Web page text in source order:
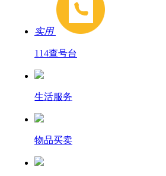
实用
114查号台
生活服务
物品买卖